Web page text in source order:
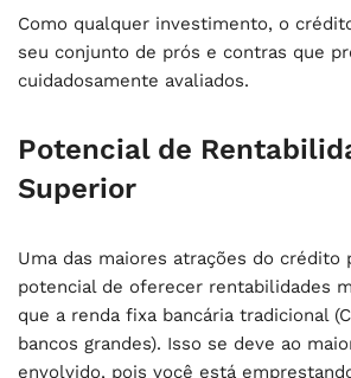
Como qualquer investimento, o
seu conjunto de prós e contras que
cuidadosamente avaliados.
Potencial de
Superior
Uma das maiores atrações do crédito
potencial de oferecer rentabilidades
que a renda fixa bancária tradicional
bancos grandes). Isso se deve ao
envolvido, pois você está